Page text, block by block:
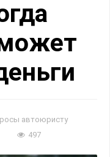
автоюристу
497